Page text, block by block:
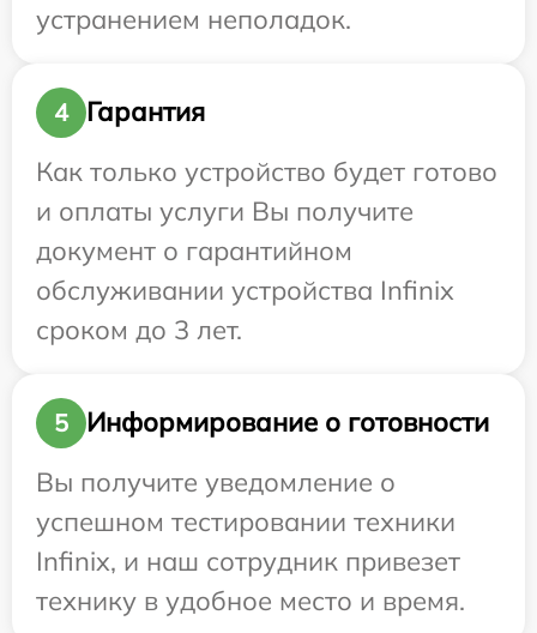
устранением неполадок.
4
Гарантия
Как только устройство будет готово
и оплаты услуги Вы получите
документ о гарантийном
обслуживании устройства Infinix
сроком до 3 лет.
5
Информирование о готовности
Вы получите уведомление о
успешном тестировании техники
Infinix, и наш сотрудник привезет
технику в удобное место и время.